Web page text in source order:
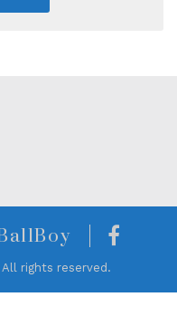
rights reserved.